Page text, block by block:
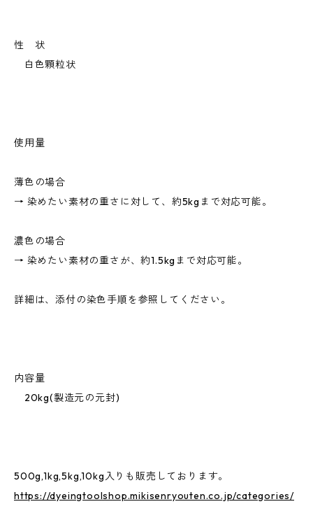
性 状
白色顆粒状
使用量
薄色の場合
→ 染めたい素材の重さに対して、約5kgまで対応可能。
濃色の場合
→ 染めたい素材の重さが、約1.5kgまで対応可能。
詳細は、添付の染色手順を参照してください。
内容量
20kg(製造元の元封)
500g,1kg,5kg,10kg入りも販売しております。
https://dyeingtoolshop.mikisenryouten.co.jp/categories/